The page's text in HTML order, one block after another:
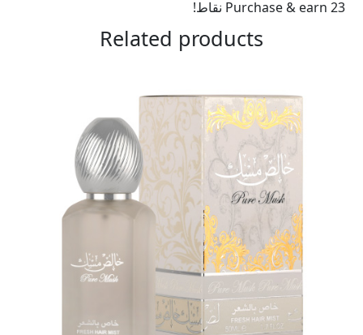
Purchase & earn 23 نقاط!
Related products